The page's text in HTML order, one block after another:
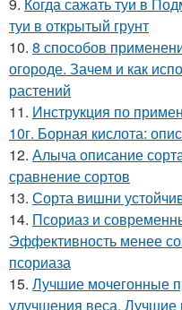
туи в открытый грунт
10. 8 способов
огороде. Зачем и как
растений
11. Инструкция по
10г. Борная кислота:
12. Алыча описание
сравнение сортов
13. Сорта вишни
14. Псориаз и
Эффективность менее
псориаза
15. Лучшие мочегонные
улучшения веса. Лучшие